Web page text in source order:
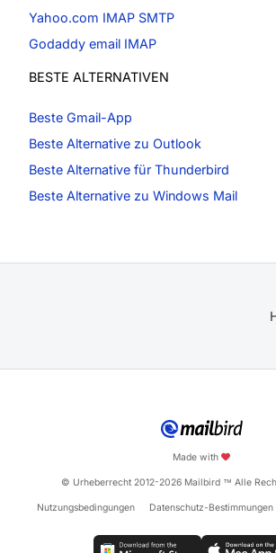
Yahoo.com IMAP SMTP
Godaddy email IMAP
BESTE ALTERNATIVEN
Beste Gmail-App
Beste Alternative zu Outlook
Beste Alternative für Thunderbird
Beste Alternative zu Windows Mail
© Urheberrecht 2012-2026 Mailbird ™ Alle
Nutzungsbedingungen Datenschutz-Bestimmungen
Made with